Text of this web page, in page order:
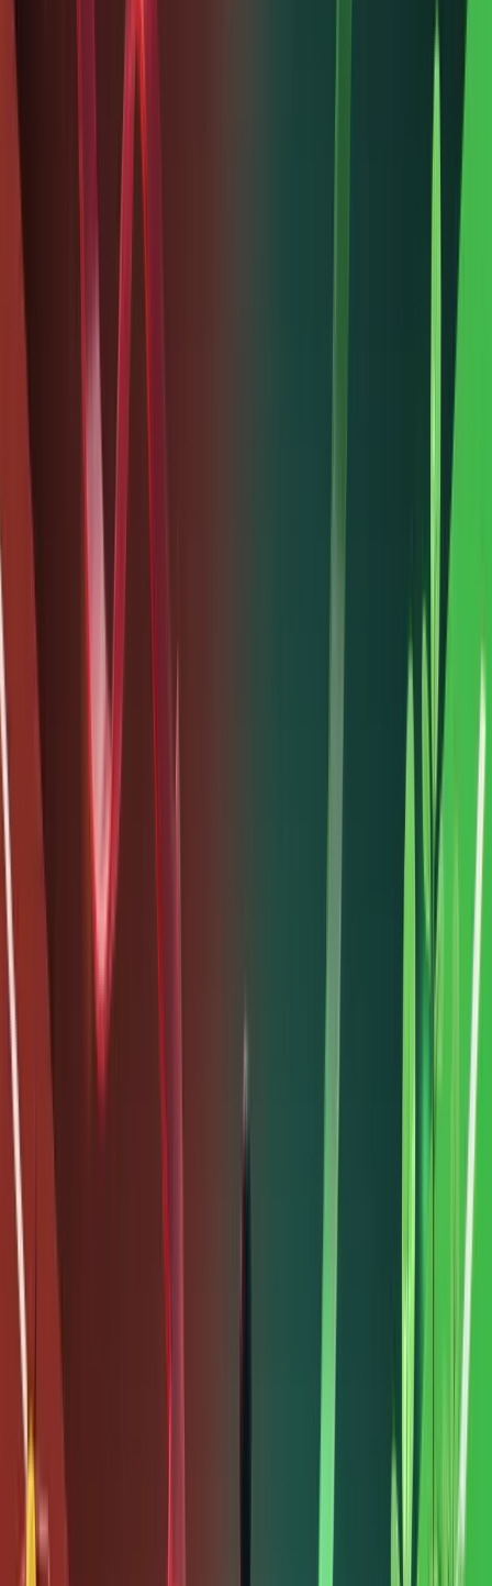
1, 2026
Nhà đầu
tư ngoài
Hoa Kỳ
hiện đã
có thể
tiếp cận
cổ phiếu
Mỹ